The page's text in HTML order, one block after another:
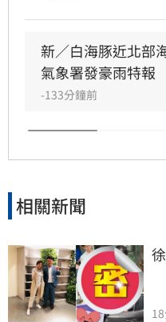
北部海面，對臺灣
成威脅，預計白海豚
小的趨勢，最快明日
新／白海豚近北部
氣象署發豪雨特報
-133分鐘前
相關新聞